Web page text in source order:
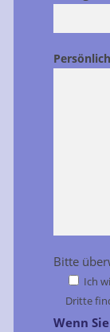
Bitte
Ich
Dritte
Wenn